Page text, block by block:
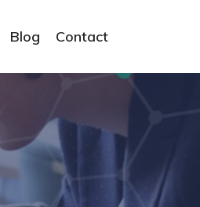
Blog Contact